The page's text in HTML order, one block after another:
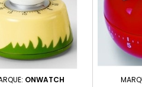
ONWATCH
4 ACCUS HR6 AA RECHARGEABLES NIMH 2100 MAH...
9,90 €